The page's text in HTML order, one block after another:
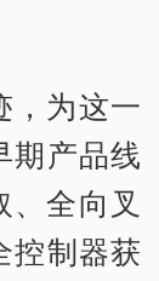
，为这一
期产品线
全向叉
控制器获